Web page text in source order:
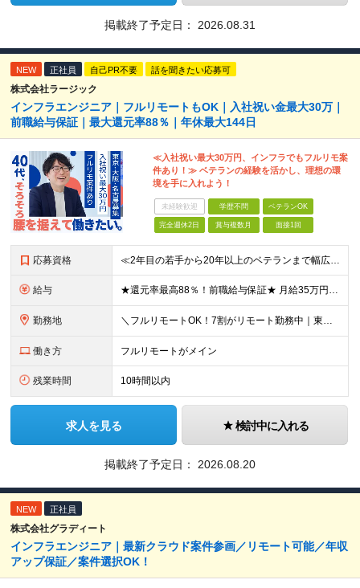
掲載終了予定日： 2026.08.31
NEW 正社員 自己PR不要 話を聞きたい応募可
株式会社ラージック
インフラエンジニア｜フルリモートもOK｜入社祝い金最大30万｜
前職給与保証｜最大還元率88％｜年休最大144日
≪入社祝い最大30万円、インフラでもフルリモ案
件あり！≫ ベテランの経験を活かし、理想の環
境を手に入れよう！
未経験歓迎 学歴不問 ベテランOK
完全週休2日 賞与複数月 面接1回
応募資格 ≪2年目の若手から20年以上のベテランまで幅広く活躍！≫ ■インフラエンジニアとしての実務経験をお持ちの方 ┗サーバ・ネットワークいずれかのみでも可 ┗オンプレミスのみ経験者もOK ┗リーダー経験など
給与 ★還元率最高88％！前職給与保証★ 月給35万円～＋賞与年2回 ★還元率は案件単価の76～88％！ ★入社祝い金10～30万円！住宅・在宅・家族など手当充実！ ◎経験・スキルなどを考慮し、優遇し
勤務地 ＼フルリモートOK！7割がリモート勤務中｜東京・愛知・大阪で積極採用中！／ 東京・神奈川・千葉・埼玉、大阪・京都・兵庫・滋賀、愛知などのプロジェクト先、または在宅勤務 ★転勤なし ★希望するエリアで
働き方 フルリモートがメイン
残業時間 10時間以内
求人を見る 検討中に入れる
掲載終了予定日： 2026.08.20
NEW 正社員
株式会社グラディート
インフラエンジニア｜最新クラウド案件参画／リモート可能／年収
アップ保証／案件選択OK！